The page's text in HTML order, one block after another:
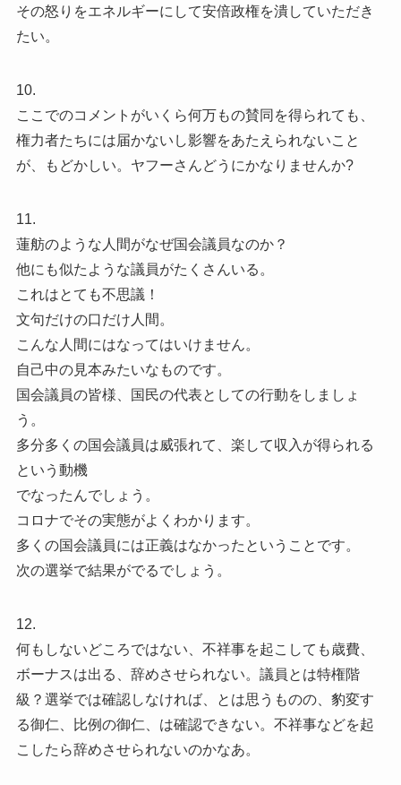
その怒りをエネルギーにして安倍政権を潰していただき
たい。
10.
ここでのコメントがいくら何万もの賛同を得られても、
権力者たちには届かないし影響をあたえられないこと
が、もどかしい。ヤフーさんどうにかなりませんか?
11.
蓮舫のような人間がなぜ国会議員なのか？
他にも似たような議員がたくさんいる。
これはとても不思議！
文句だけの口だけ人間。
こんな人間にはなってはいけません。
自己中の見本みたいなものです。
国会議員の皆様、国民の代表としての行動をしましょ
う。
多分多くの国会議員は威張れて、楽して収入が得られる
という動機
でなったんでしょう。
コロナでその実態がよくわかります。
多くの国会議員には正義はなかったということです。
次の選挙で結果がでるでしょう。
12.
何もしないどころではない、不祥事を起こしても歳費、
ボーナスは出る、辞めさせられない。議員とは特権階
級？選挙では確認しなければ、とは思うものの、豹変す
る御仁、比例の御仁、は確認できない。不祥事などを起
こしたら辞めさせられないのかなあ。